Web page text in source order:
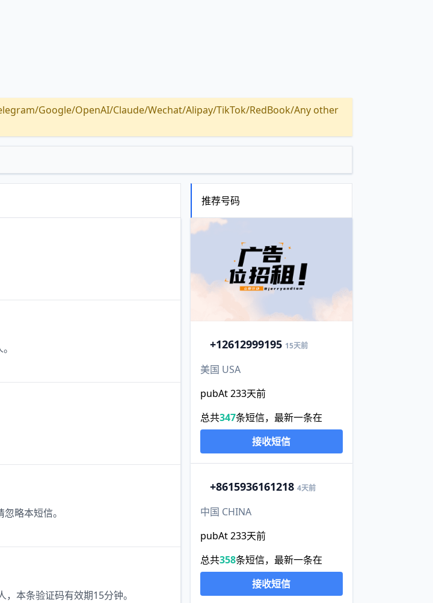
Google/OpenAI/Claude/Wechat/Alipay/TikTok/RedBook/Any other
略本短信。
本条验证码有效期15分钟。
推荐号码
+12612999195 15天前
美国 USA
pubAt 233天前
总共347条短信，最新一条在
接收短信
+8615936161218 4天前
中国 CHINA
pubAt 233天前
总共358条短信，最新一条在
接收短信